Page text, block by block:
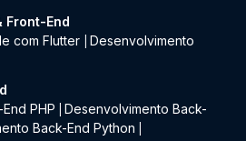
Front-End
com Flutter
Desenvolvimento
PHP
Desenvolvimento Back-
Back-End Python